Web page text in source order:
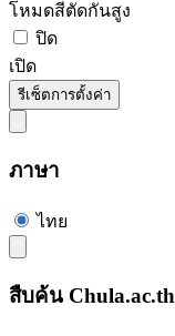
โหมดสีตัดกันสูง
ปิด
เปิด
รีเซ็ตการตั้งค่า
ภาษา
ไทย
สืบค้น Chula.ac.th